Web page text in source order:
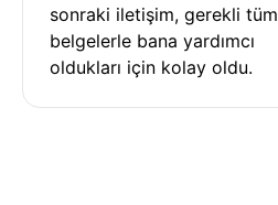
sonraki iletişim, gerekli tüm
belgelerle bana yardımcı
oldukları için kolay oldu.